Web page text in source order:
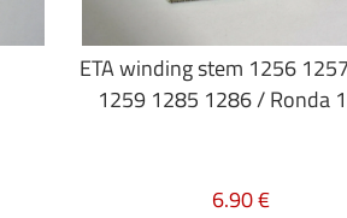
ETA winding stem 1256
1259 1285 1286 / Ronda
6.90 €